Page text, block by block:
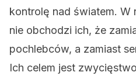
kontrolę nad światem. W
nie obchodzi ich, że
pochlebców, a zamiast
Ich celem jest